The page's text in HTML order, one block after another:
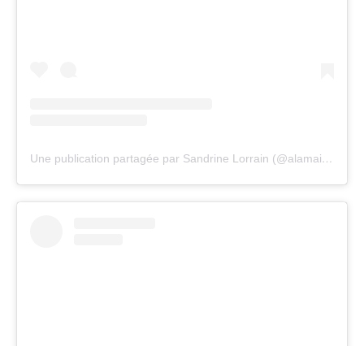
Une publication partagée par Sandrine Lorrain (@alamaisoncomme)